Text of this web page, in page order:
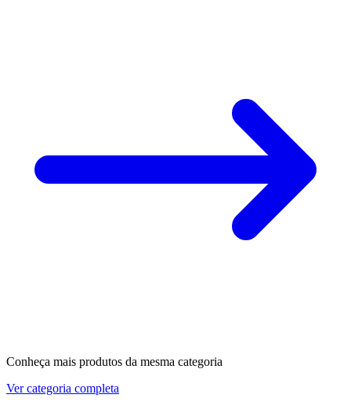
Conheça mais produtos da mesma categoria
Ver categoria completa